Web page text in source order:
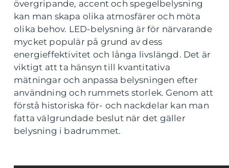
övergripande, accent och spegelbelysning
kan man skapa olika atmosfärer och möta
olika behov. LED-belysning är för närvarande
mycket populär på grund av dess
energieffektivitet och långa livslängd. Det är
viktigt att ta hänsyn till kvantitativa
mätningar och anpassa belysningen efter
användning och rummets storlek. Genom att
förstå historiska för- och nackdelar kan man
fatta välgrundade beslut när det gäller
belysning i badrummet.